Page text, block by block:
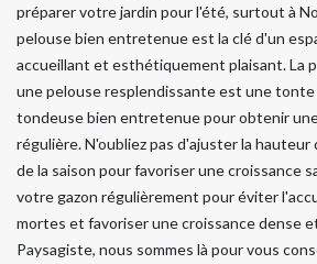
préparer votre jardin pour l'été, surtout à
pelouse bien entretenue est la clé d'un
accueillant et esthétiquement plaisant. La
une pelouse resplendissante est une
tondeuse bien entretenue pour obtenir
régulière. N'oubliez pas d'ajuster la
de la saison pour favoriser une croissance
votre gazon régulièrement pour éviter
mortes et favoriser une croissance dense
Paysagiste, nous sommes là pour vous